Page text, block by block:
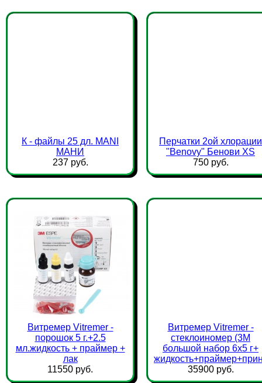
К - файлы 25 дл. MANI
МАНИ
237 руб.
Перчатки 2ой хлорации
"Benovy" Бенови XS
750 руб.
Витремер Vitremer -
порошок 5 г.+2.5
мл.жидкость + праймер +
лак
11550 руб.
Витремер Vitremer -
стеклоиномер (3М
большой набор 6х5 г+
35900 руб.